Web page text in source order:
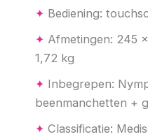
✦ Bediening:
✦ Afmetingen: 245
1,72 kg
✦ Inbegrepen:
beenmanchetten +
✦ Classificatie: